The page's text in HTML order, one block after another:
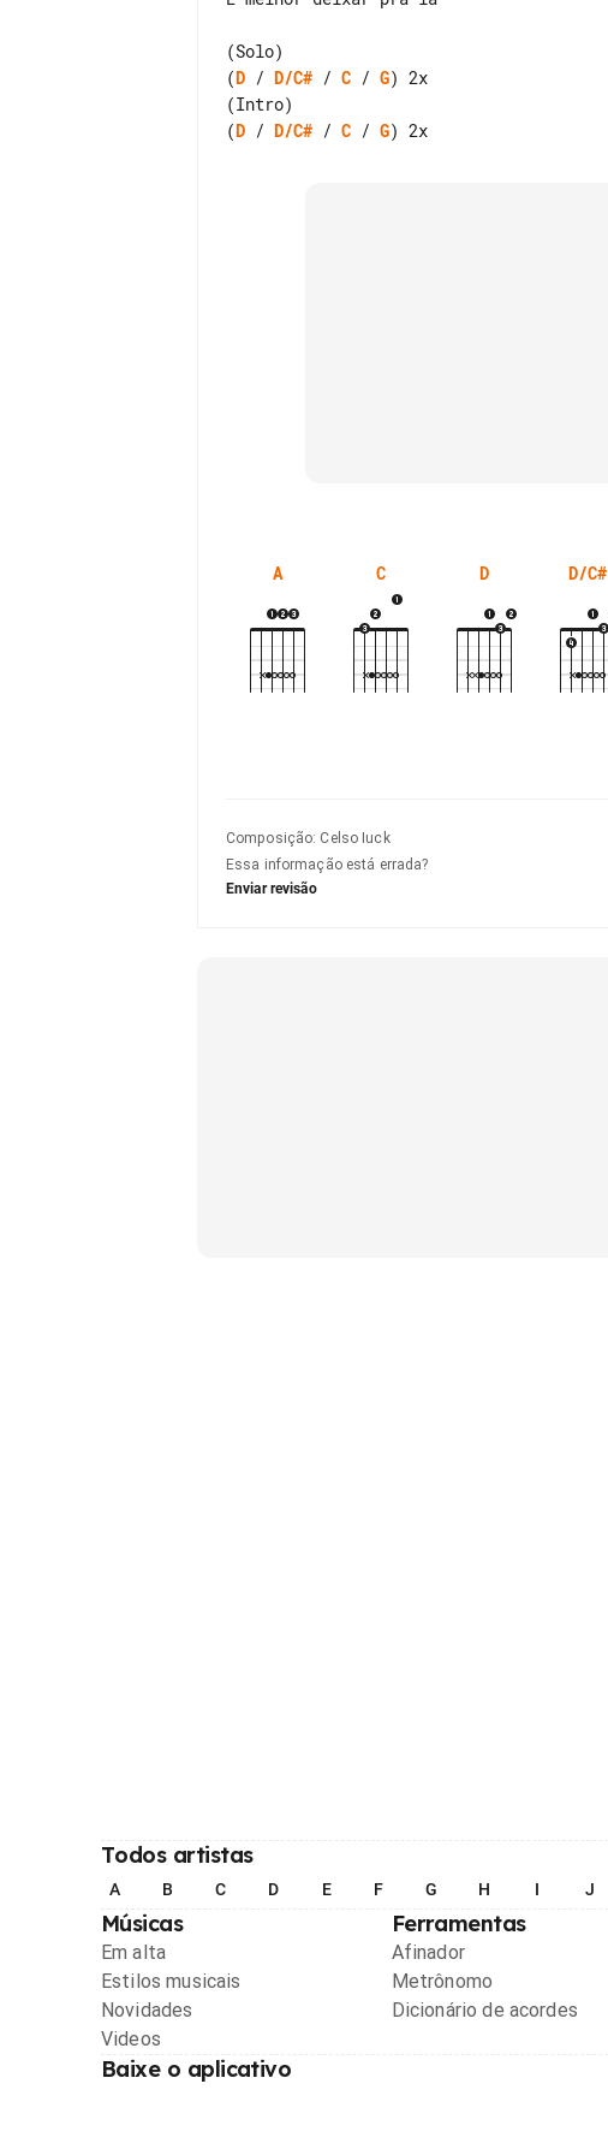
(D / D/C# / C / G) 2x
(D / D/C# / C / G
A C D D/C#
Composição: Celso Iuck
Essa informação está errada?
Enviar revisão
Todos artistas
A B C D E F G H I J
Músicas
Em alta
Estilos musicais
Novidades
Videos
Ferramentas
Afinador
Metrônomo
Dicionário de acordes
Baixe o aplicativo